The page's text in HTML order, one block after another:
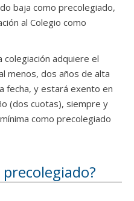
baja como precolegiado,
al Colegio como
colegiación adquiere el
menos, dos años de alta
fecha, y estará exento en
(dos cuotas), siempre y
como precolegiado